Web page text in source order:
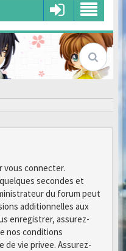
vous connecter.
secondes et
du forum peut
additionnelles aux
enregistrer, assurez-
nos conditions
vie privee. Assurez-